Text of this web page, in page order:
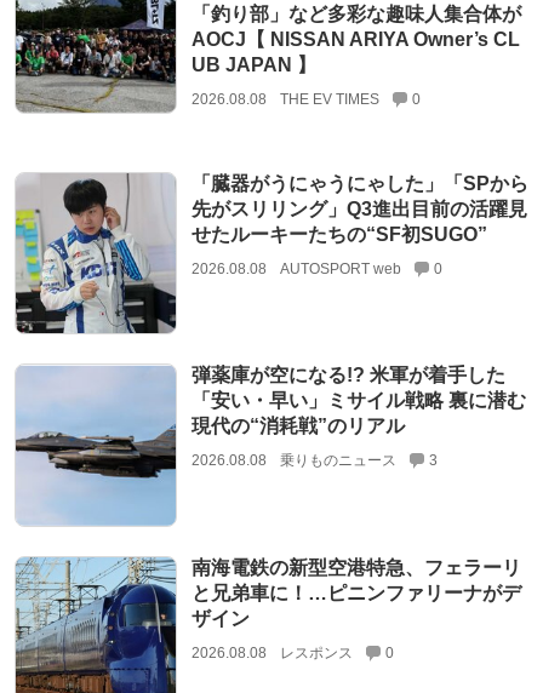
「釣り部」など多彩な趣味人集合体が
AOCJ【 NISSAN ARIYA Owner’s CL
UB JAPAN 】
2026.08.08 THE EV TIMES 0
「臓器がうにゃうにゃした」「SPから
先がスリリング」Q3進出目前の活躍見
せたルーキーたちの“SF初SUGO”
2026.08.08 AUTOSPORT web 0
弾薬庫が空になる!? 米軍が着手した
「安い・早い」ミサイル戦略 裏に潜む
現代の“消耗戦”のリアル
2026.08.08 乗りものニュース 3
南海電鉄の新型空港特急、フェラーリ
と兄弟車に！…ピニンファリーナがデ
ザイン
2026.08.08 レスポンス 0